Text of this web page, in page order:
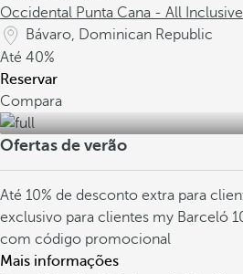
Occidental Punta Cana - All Inclusive
Bávaro, Dominican Republic
Até 40%
Reservar
Compara
Ofertas de verão
Até 10% de desconto extra para
exclusivo para clientes my Barceló
com código promocional
Mais informações